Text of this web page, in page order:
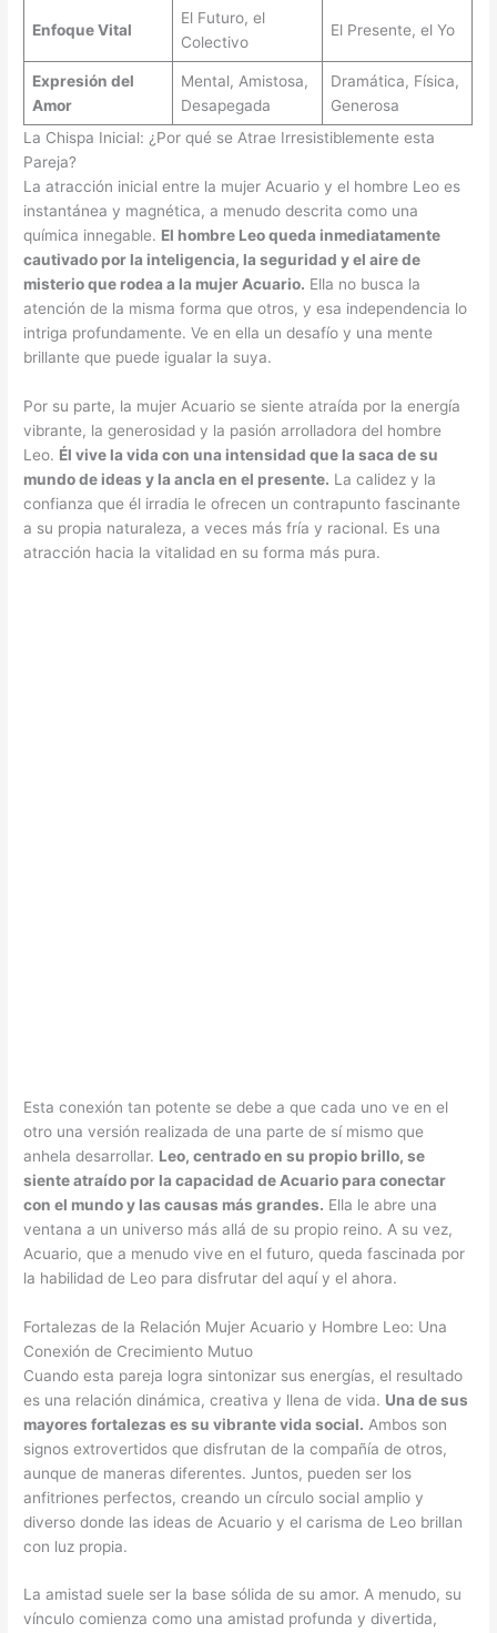
Enfoque Vital
El Futuro, el
Colectivo
El Presente, el Yo
Expresión del
Amor
Mental, Amistosa,
Desapegada
Dramática, Física,
Generosa
La Chispa Inicial: ¿Por qué se Atrae Irresistiblemente esta
Pareja?
La atracción inicial entre la mujer Acuario y el hombre Leo es
instantánea y magnética, a menudo descrita como una
química innegable. El hombre Leo queda inmediatamente
cautivado por la inteligencia, la seguridad y el aire de
misterio que rodea a la mujer Acuario. Ella no busca la
atención de la misma forma que otros, y esa independencia lo
intriga profundamente. Ve en ella un desafío y una mente
brillante que puede igualar la suya.
Por su parte, la mujer Acuario se siente atraída por la energía
vibrante, la generosidad y la pasión arrolladora del hombre
Leo. Él vive la vida con una intensidad que la saca de su
mundo de ideas y la ancla en el presente. La calidez y la
confianza que él irradia le ofrecen un contrapunto fascinante
a su propia naturaleza, a veces más fría y racional. Es una
atracción hacia la vitalidad en su forma más pura.
Esta conexión tan potente se debe a que cada uno ve en el
otro una versión realizada de una parte de sí mismo que
anhela desarrollar. Leo, centrado en su propio brillo, se
siente atraído por la capacidad de Acuario para conectar
con el mundo y las causas más grandes. Ella le abre una
ventana a un universo más allá de su propio reino. A su vez,
Acuario, que a menudo vive en el futuro, queda fascinada por
la habilidad de Leo para disfrutar del aquí y el ahora.
Fortalezas de la Relación Mujer Acuario y Hombre Leo: Una
Conexión de Crecimiento Mutuo
Cuando esta pareja logra sintonizar sus energías, el resultado
es una relación dinámica, creativa y llena de vida. Una de sus
mayores fortalezas es su vibrante vida social. Ambos son
signos extrovertidos que disfrutan de la compañía de otros,
aunque de maneras diferentes. Juntos, pueden ser los
anfitriones perfectos, creando un círculo social amplio y
diverso donde las ideas de Acuario y el carisma de Leo brillan
con luz propia.
La amistad suele ser la base sólida de su amor. A menudo, su
vínculo comienza como una amistad profunda y divertida,